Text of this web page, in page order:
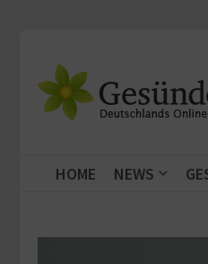
HOME NEWS